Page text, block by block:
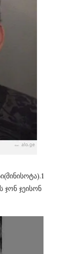
ჯეისონ